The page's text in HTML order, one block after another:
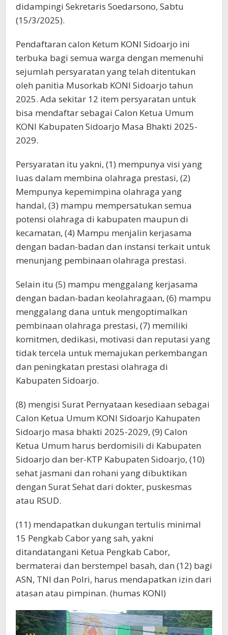
didampingi Sekretaris Soedarsono, Sabtu
(15/3/2025).
Pendaftaran calon Ketum KONI Sidoarjo ini
terbuka bagi semua warga dengan memenuhi
sejumlah persyaratan yang telah ditentukan
oleh panitia Musorkab KONI Sidoarjo tahun
2025. Ada sekitar 12 item persyaratan untuk
bisa mendaftar sebagai Calon Ketua Umum
KONI Kabupaten Sidoarjo Masa Bhakti 2025-
2029.
Persyaratan itu yakni, (1) mempunya visi yang
luas dalam membina olahraga prestasi, (2)
Mempunya kepemimpina olahraga yang
handal, (3) mampu mempersatukan semua
potensi olahraga di kabupaten maupun di
kecamatan, (4) Mampu menjalin kerjasama
dengan badan-badan dan instansi terkait untuk
menunjang pembinaan olahraga prestasi.
Selain itu (5) mampu menggalang kerjasama
dengan badan-badan keolahragaan, (6) mampu
menggalang dana untuk mengoptimalkan
pembinaan olahraga prestasi, (7) memiliki
komitmen, dedikasi, motivasi dan reputasi yang
tidak tercela untuk memajukan perkembangan
dan peningkatan prestasi olahraga di
Kabupaten Sidoarjo.
(8) mengisi Surat Pernyataan kesediaan sebagai
Calon Ketua Umum KONI Sidoarjo Kahupaten
Sidoarjo masa bhakti 2025-2029, (9) Calon
Ketua Umum harus berdomisili di Kabupaten
Sidoarjo dan ber-KTP Kabupaten Sidoarjo, (10)
sehat jasmani dan rohani yang dibuktikan
dengan Surat Sehat dari dokter, puskesmas
atau RSUD.
(11) mendapatkan dukungan tertulis minimal
15 Pengkab Cabor yang sah, yakni
ditandatangani Ketua Pengkab Cabor,
bermaterai dan berstempel basah, dan (12) bagi
ASN, TNI dan Polri, harus mendapatkan izin dari
atasan atau pimpinan. (humas KONI)